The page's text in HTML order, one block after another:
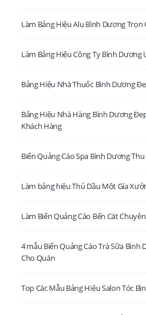
Làm Bảng Hiệu Alu Bình Dương Trọn
Làm Bảng Hiệu Công Ty Bình Dương
Bảng Hiệu Nhà Thuốc Bình Dương
Bảng Hiệu Nhà Hàng Bình Dương
Khách Hàng
Biển Quảng Cáo Spa Bình Dương
Làm bảng hiệu Thủ Dầu Một Gía
Làm Biển Quảng Cáo Bến Cát
4 mẫu Biển Quảng Cáo Trà Sữa Bình
Cho Quán
Top Các Mẫu Bảng Hiệu Salon Tóc
Văn Phòng: VP: 80 Dương Quảng
Phone: 0931 505 030
LIÊN HỆ VỚI CHÚNG TÔI TẠI BÌNH DƯƠNG
Bình Dương